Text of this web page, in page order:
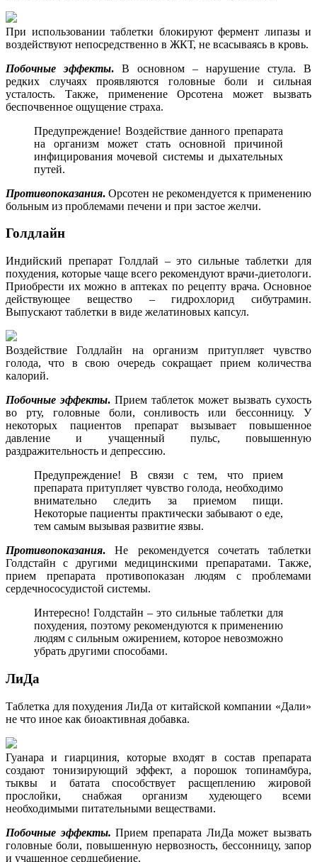
При использовании таблетки блокируют фермент липазы и
воздействуют непосредственно в ЖКТ, не всасываясь в кровь.
Побочные эффекты. В основном – нарушение стула. В
редких случаях проявляются головные боли и сильная
усталость. Также, применение Орсотена может вызвать
беспочвенное ощущение страха.
Предупреждение! Воздействие данного препарата
на организм может стать основной причиной
инфицирования мочевой системы и дыхательных
путей.
Противопоказания. Орсотен не рекомендуется к применению
больным из проблемами печени и при застое желчи.
Голдлайн
Индийский препарат Голдлай – это сильные таблетки для
похудения, которые чаще всего рекомендуют врачи-диетологи.
Приобрести их можно в аптеках по рецепту врача. Основное
действующее вещество – гидрохлорид сибутрамин.
Выпускают таблетки в виде желатиновых капсул.
Воздействие Голдлайн на организм притупляет чувство
голода, что в свою очередь сокращает прием количества
калорий.
Побочные эффекты. Прием таблеток может вызвать сухость
во рту, головные боли, сонливость или бессонницу. У
некоторых пациентов препарат вызывает повышенное
давление и учащенный пульс, повышенную
раздражительность и депрессию.
Предупреждение! В связи с тем, что прием
препарата притупляет чувство голода, необходимо
внимательно следить за приемом пищи.
Некоторые пациенты практически забывают о еде,
тем самым вызывая развитие язвы.
Противопоказания. Не рекомендуется сочетать таблетки
Голдстайн с другими медицинскими препаратами. Также,
прием препарата противопоказан людям с проблемами
сердечнососудистой системы.
Интересно! Голдстайн – это сильные таблетки для
похудения, поэтому рекомендуются к применению
людям с сильным ожирением, которое невозможно
убрать другими способами.
ЛиДа
Таблетка для похудения ЛиДа от китайской компании «Дали»
не что иное как биоактивная добавка.
Гуанара и гиарциния, которые входят в состав препарата
создают тонизирующий эффект, а порошок топинамбура,
тыквы и батата способствует расщеплению жировой
прослойки, снабжая организм худеющего всеми
необходимыми питательными веществами.
Побочные эффекты. Прием препарата ЛиДа может вызвать
головные боли, повышенную нервозность, бессонницу, запор
и учащенное сердцебиение.